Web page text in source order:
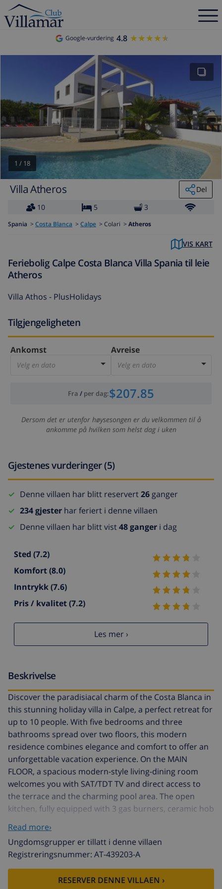
Google-vurdering 4.8 ★★★★★
★★★★★
1 / 18
Villa Atheros
Del
10
5 3
Spania > Costa Blanca > Calpe > Colari > Atheros
VIS KART
Feriebolig Calpe Costa Blanca Villa Spania til leie
Atheros
Villa Athos - PlusHolidays
Tilgjengeligheten
Ankomst
Velg en dato
Avreise
Velg en dato
Fra / per dag:$207.85
Dersom det er utenfor høysesongen er du velkommen til å
ankomme på hvilken som helst dag i uken
Gjestenes vurderinger (5)
Denne villaen har blitt reservert26ganger
234 gjester har feriert i denne villaen
Denne villaen har blitt vist48 ganger i dag
Sted (7.2)
Komfort(8.0)
Inntrykk(7.6)
Pris / kvalitet(7.2)
Les mer ›
Beskrivelse
Discover the paradisiacal charm of the Costa Blanca in
this stunning holiday villa in Calpe, a perfect retreat for
up to 10 people. With five bedrooms and three
bathrooms spread over two floors, this modern
residence combines elegance and comfort to offer an
unforgettable vacation experience. On the MAIN
FLOOR, a spacious modern-style living-dining room
welcomes you with SAT/TDT TV and direct access to
the terrace and the charming pool area. The open
kitchen, fully equipped with 3 gas burners, ceramic hob
creativity finds its place. The main floor also houses a
bedroom with a double bed and two bedrooms with
two single beds, accompanied by a bathroom with a
shower. Upstairs, a bedroom with a double bed and an
en-suite bathroom with a bathtub provide a touch of
Read more›
Ungdomsgrupper er tillatt i denne villaen
Registreringsnummer: AT-439203-A
RESERVER DENNE VILLAEN ›